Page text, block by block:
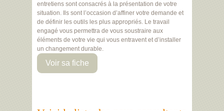
entretiens sont consacrés à la présentation de votre
situation. Ils sont l’occasion d’affiner votre demande et
de définir les outils les plus appropriés. Le travail
engagé vous permettra de vous soustraire aux
éléments de votre vie qui vous entravent et d’installer
un changement durable.
Voir sa fiche